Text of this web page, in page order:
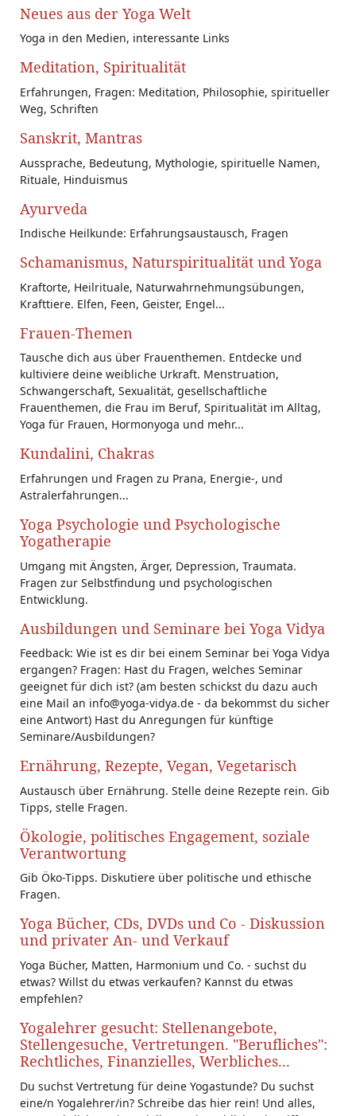
Neues aus der Yoga Welt
Yoga in den Medien, interessante Links
Meditation, Spiritualität
Erfahrungen, Fragen: Meditation, Philosophie, spiritueller
Weg, Schriften
Sanskrit, Mantras
Aussprache, Bedeutung, Mythologie, spirituelle Namen,
Rituale, Hinduismus
Ayurveda
Indische Heilkunde: Erfahrungsaustausch, Fragen
Schamanismus, Naturspiritualität und Yoga
Kraftorte, Heilrituale, Naturwahrnehmungsübungen,
Krafttiere. Elfen, Feen, Geister, Engel...
Frauen-Themen
Tausche dich aus über Frauenthemen. Entdecke und
kultiviere deine weibliche Urkraft. Menstruation,
Schwangerschaft, Sexualität, gesellschaftliche
Frauenthemen, die Frau im Beruf, Spiritualität im Alltag,
Yoga für Frauen, Hormonyoga und mehr...
Kundalini, Chakras
Erfahrungen und Fragen zu Prana, Energie-, und
Astralerfahrungen...
Yoga Psychologie und Psychologische
Yogatherapie
Umgang mit Ängsten, Ärger, Depression, Traumata.
Fragen zur Selbstfindung und psychologischen
Entwicklung.
Ausbildungen und Seminare bei Yoga Vidya
Feedback: Wie ist es dir bei einem Seminar bei Yoga Vidya
ergangen? Fragen: Hast du Fragen, welches Seminar
geeignet für dich ist? (am besten schickst du dazu auch
eine Mail an info@yoga-vidya.de - da bekommst du sicher
eine Antwort) Hast du Anregungen für künftige
Seminare/Ausbildungen?
Ernährung, Rezepte, Vegan, Vegetarisch
Austausch über Ernährung. Stelle deine Rezepte rein. Gib
Tipps, stelle Fragen.
Ökologie, politisches Engagement, soziale
Verantwortung
Gib Öko-Tipps. Diskutiere über politische und ethische
Fragen.
Yoga Bücher, CDs, DVDs und Co - Diskussion
und privater An- und Verkauf
Yoga Bücher, Matten, Harmonium und Co. - suchst du
etwas? Willst du etwas verkaufen? Kannst du etwas
empfehlen?
Yogalehrer gesucht: Stellenangebote,
Stellengesuche, Vertretungen. "Berufliches":
Rechtliches, Finanzielles, Werbliches...
Du suchst Vertretung für deine Yogastunde? Du suchst
eine/n Yogalehrer/in? Schreibe das hier rein! Und alles,